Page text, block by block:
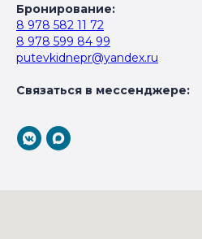
Бронирование:
8 978 582 11 72
8 978 599 84 99
putevkidnepr@yandex.ru
Связаться в мессенджере: